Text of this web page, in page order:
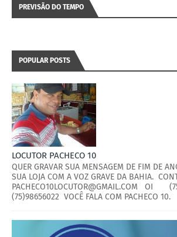
PREVISÃO DO TEMPO
POPULAR POSTS
LOCUTOR PACHECO 10
QUER GRAVAR SUA MENSAGEM DE FIM DE
SUA LOJA COM A VOZ GRAVE DA BAHIA.
PACHECO10LOCUTOR@GMAIL.COM OI
(75)98656022 VOCÊ FALA COM PACHECO 10.